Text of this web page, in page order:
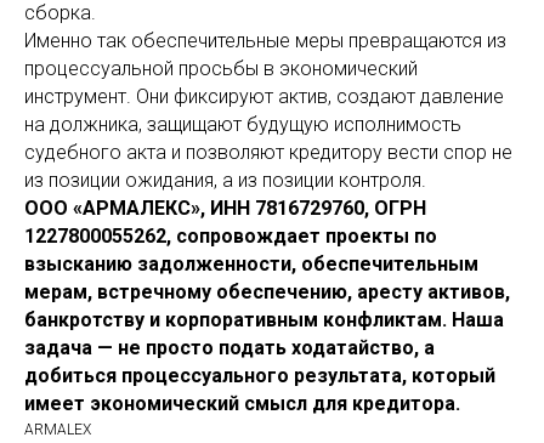
сборка.
Именно так обеспечительные меры превращаются из
процессуальной просьбы в экономический
инструмент. Они фиксируют актив, создают давление
на должника, защищают будущую исполнимость
судебного акта и позволяют кредитору вести спор не
из позиции ожидания, а из позиции контроля.
ООО «АРМАЛЕКС», ИНН 7816729760, ОГРН
1227800055262, сопровождает проекты по
взысканию задолженности, обеспечительным
мерам, встречному обеспечению, аресту активов,
банкротству и корпоративным конфликтам. Наша
задача — не просто подать ходатайство, а
добиться процессуального результата, который
имеет экономический смысл для кредитора.
ARMALEX